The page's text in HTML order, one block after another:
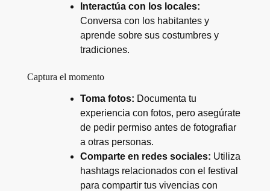
Interactúa con los locales:
Conversa con los habitantes y
aprende sobre sus costumbres y
tradiciones.
Captura el momento
Toma fotos: Documenta tu
experiencia con fotos, pero asegúrate
de pedir permiso antes de fotografiar
a otras personas.
Comparte en redes sociales: Utiliza
hashtags relacionados con el festival
para compartir tus vivencias con